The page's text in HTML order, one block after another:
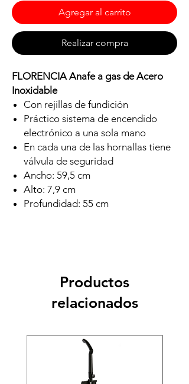
Agregar al carrito
Realizar compra
FLORENCIA Anafe a gas de Acero
Inoxidable
Con rejillas de fundición
Práctico sistema de encendido
electrónico a una sola mano
En cada una de las hornallas tiene
válvula de seguridad
Ancho: 59,5 cm
Alto: 7,9 cm
Profundidad: 55 cm
Productos
relacionados